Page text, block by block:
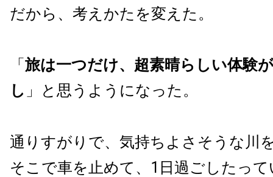
だから、考えかたを変えた。
「 旅は一つだけ、超素晴らしい体験
し 」と思うようになった。
通りすがりで、気持ちよさそうな川
そこで車を止めて、1日過ごしたっ